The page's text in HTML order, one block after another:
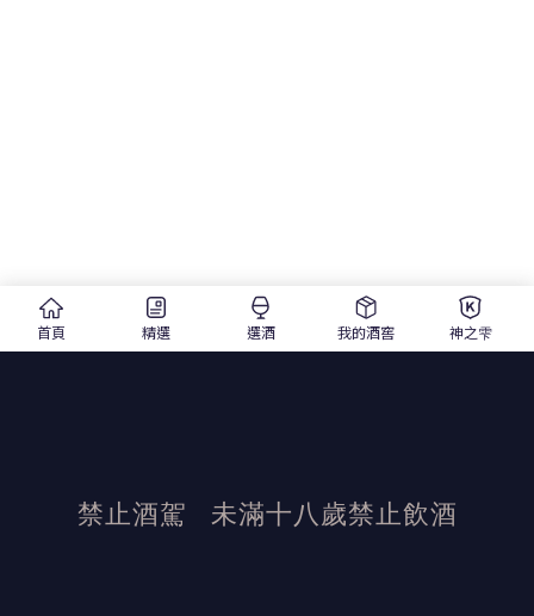
首頁 精選 選酒 我的酒窖 神之雫
禁止酒駕 未滿十八歲禁止飲酒